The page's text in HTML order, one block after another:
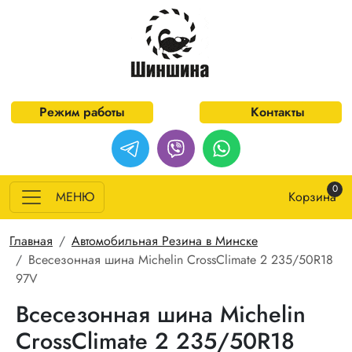
Перейти к основному содержанию
Режим работы Контакты
МЕНЮ Корзина0
Строка навигации
Главная
Автомобильная Резина в Минске
Всесезонная шина Michelin CrossClimate 2 235/50R18
97V
Всесезонная шина Michelin
CrossClimate 2 235/50R18